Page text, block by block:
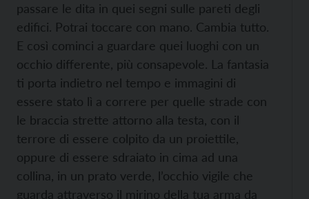
passare le dita in quei segni sulle pareti degli
edifici. Potrai toccare con mano. Cambia tutto.
E così cominci a guardare quei luoghi con un
occhio differente, più consapevole. La fantasia
ti porta indietro nel tempo e immagini di
essere stato lì a correre per quelle strade con
le braccia strette attorno alla testa, con il
terrore di essere colpito da un proiettile,
oppure di essere sdraiato in cima ad una
collina, in un prato verde, l’occhio vigile che
guarda attraverso il mirino della tua arma da